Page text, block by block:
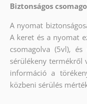
Biztonságos
A nyomat
A keret és a nyomat
csomagolva (5vl),
sérülékeny termékről
információ a
közbeni sérülés